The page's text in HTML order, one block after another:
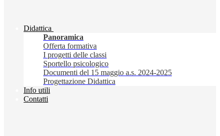
Didattica
Panoramica
Offerta formativa
I progetti delle classi
Sportello psicologico
Documenti del 15 maggio a.s. 2024-2025
Progettazione Didattica
Info utili
Contatti